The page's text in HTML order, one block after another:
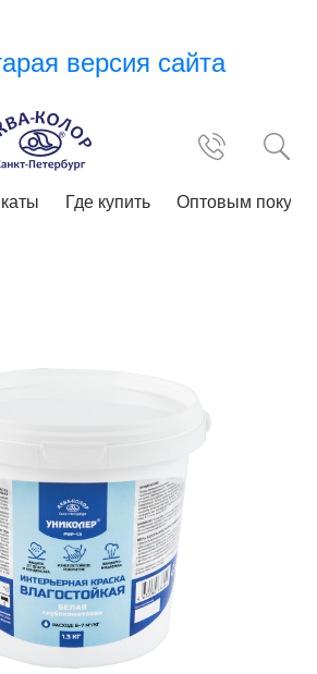
версия сайта
Где купить Оптовым